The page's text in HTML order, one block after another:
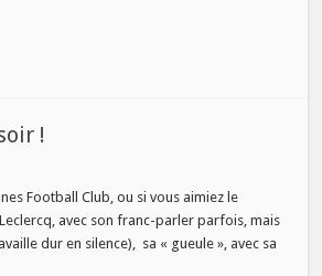
!
Football Club, ou si vous aimiez le
avec son franc-parler parfois, mais
dur en silence), sa « gueule », avec sa